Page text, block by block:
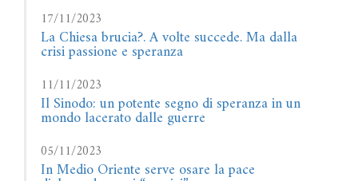
17/11/2023
La Chiesa brucia?. A volte succede. Ma dalla
crisi passione e speranza
11/11/2023
Il Sinodo: un potente segno di speranza in un
mondo lacerato dalle guerre
05/11/2023
In Medio Oriente serve osare la pace